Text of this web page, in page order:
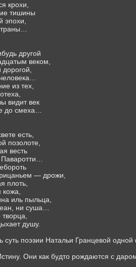
крохи,
тишины
эпохи,
другой
веком,
из тех,
видит век
до смеха…
есть,
позолоте,
весть
Паваротти…
— дрожи,
плоть,
кожа,
иль пыльца,
ни суша…
творца,
душу.
поэзии Натальи Гранцевой
Они как будто рождаются с